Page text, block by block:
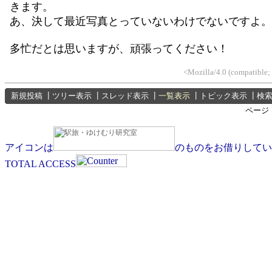
きます。
あ、決して最近写真とっていないわけでないですよ
多忙だとは思いますが、頑張ってください！
<Mozilla/4.0 (compatible;
新規投稿 ツリー表示 スレッド表示 一覧表示 トピック表示
検索
ページ
アイコンは
のものをお借りして
TOTAL ACCESS